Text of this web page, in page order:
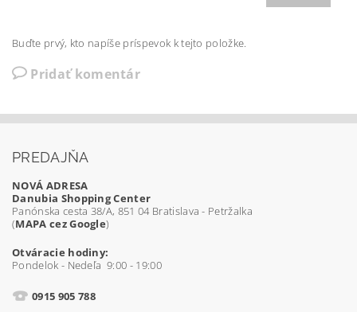
Buďte prvý, kto napíše príspevok k tejto položke.
Pridať komentár
PREDAJŇA
NOVÁ ADRESA
Danubia Shopping Center
Panónska cesta 38/A, 851 04 Bratislava - Petržalka
(MAPA cez Google)
Otváracie hodiny:
Pondelok - Nedeľa 9:00 - 19:00
0915 905 788